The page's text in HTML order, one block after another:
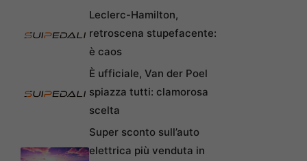
Leclerc-Hamilton,
retroscena stupefacente:
è caos
È ufficiale, Van der Poel
spiazza tutti: clamorosa
scelta
Super sconto sull’auto
elettrica più venduta in